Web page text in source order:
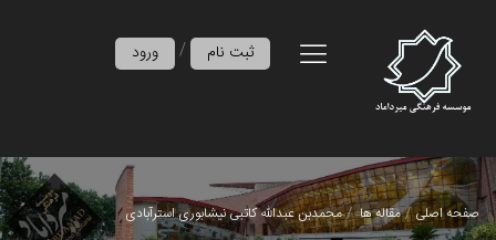
ورود / ثبت نام
صفحه اصلی مقاله ها محمدبن عبدالله کاتبی نیشابوری استرآبادی